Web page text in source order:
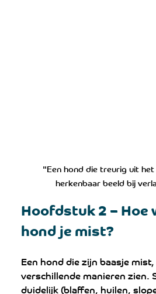
"Een hond die treurig uit
herkenbaar beeld bij
Hoofdstuk 2 – Hoe
hond je mist?
Een hond die zijn baasje
verschillende manieren zien.
duidelijk (blaffen, huilen,